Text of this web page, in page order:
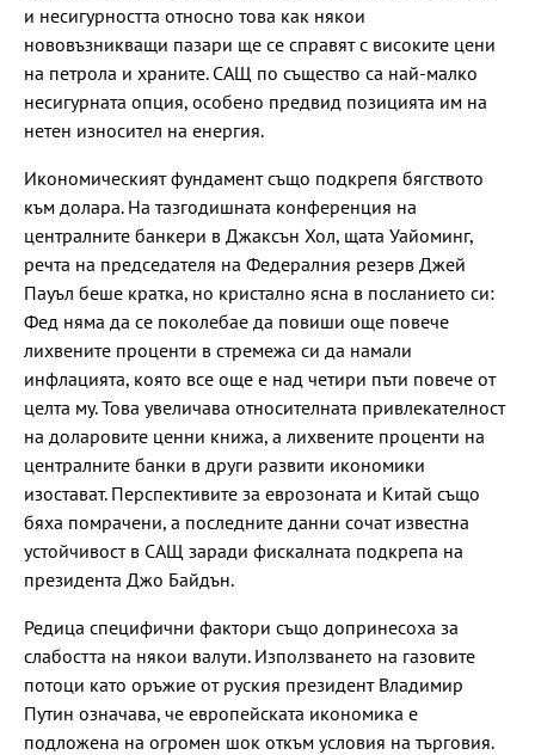
и несигурността относно това как някои
нововъзникващи пазари ще се справят с високите цени
на петрола и храните. САЩ по същество са най-малко
несигурната опция, особено предвид позицията им на
нетен износител на енергия.
Икономическият фундамент също подкрепя бягството
към долара. На тазгодишната конференция на
централните банкери в Джаксън Хол, щата Уайоминг,
речта на председателя на Федералния резерв Джей
Пауъл беше кратка, но кристално ясна в посланието си:
Фед няма да се поколебае да повиши още повече
лихвените проценти в стремежа си да намали
инфлацията, която все още е над четири пъти повече от
целта му. Това увеличава относителната привлекателност
на доларовите ценни книжа, а лихвените проценти на
централните банки в други развити икономики
изостават. Перспективите за еврозоната и Китай също
бяха помрачени, а последните данни сочат известна
устойчивост в САЩ заради фискалната подкрепа на
президента Джо Байдън.
Редица специфични фактори също допринесоха за
слабостта на някои валути. Използването на газовите
потоци като оръжие от руския президент Владимир
Путин означава, че европейската икономика е
подложена на огромен шок откъм условия на търговия.